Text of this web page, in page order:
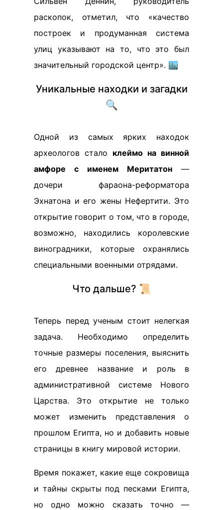
раскопок, отметил, что «качество
построек и продуманная система
улиц указывают на то, что это был
значительный городской центр». 🏙️
Уникальные находки и загадки
🔍
Одной из самых ярких находок
археологов стало клеймо на винной
амфоре с именем Меритатон —
дочери фараона-реформатора
Эхнатона и его жены Нефертити. Это
открытие говорит о том, что в городе,
возможно, находились королевские
виноградники, которые охранялись
специальными военными отрядами.
Что дальше? 📜
Теперь перед ученым стоит нелегкая
задача. Необходимо определить
точные размеры поселения, выяснить
его древнее название и роль в
административной системе Нового
Царства. Это открытие не только
может изменить представления о
прошлом Египта, но и добавить новые
страницы в книгу мировой истории.
Время покажет, какие еще сокровища
и тайны скрыты под песками Египта,
но одно можно сказать точно —